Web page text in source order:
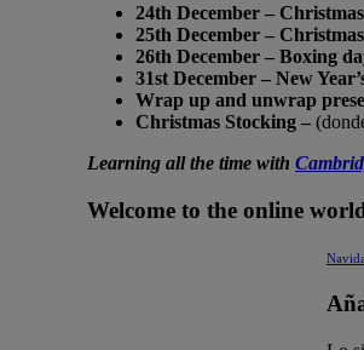
24th December –
25th December –
26th December – Boxing
31st December – New
Wrap up and unwrap
Christmas Stocking –
Learning all the time with
Welcome to the online